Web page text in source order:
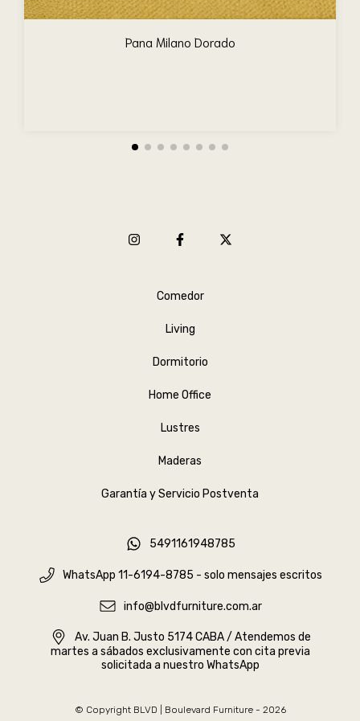
Pana Milano Dorado
Comedor
Living
Dormitorio
Home Office
Lustres
Maderas
Garantía y Servicio Postventa
5491161948785
WhatsApp 11-6194-8785 - solo mensajes escritos
info@blvdfurniture.com.ar
Av. Juan B. Justo 5174 CABA / Atendemos de
martes a sábados exclusivamente con cita previa
solicitada a nuestro WhatsApp
© Copyright BLVD | Boulevard Furniture - 2026